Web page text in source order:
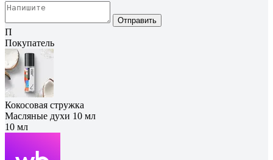
Отправить
П
Покупатель
Кокосовая стружка
Масляные духи 10 мл
10 мл